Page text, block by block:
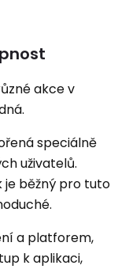
akce v
speciálně
uživatelů.
je běžný pro tuto
a platforem,
k aplikaci,